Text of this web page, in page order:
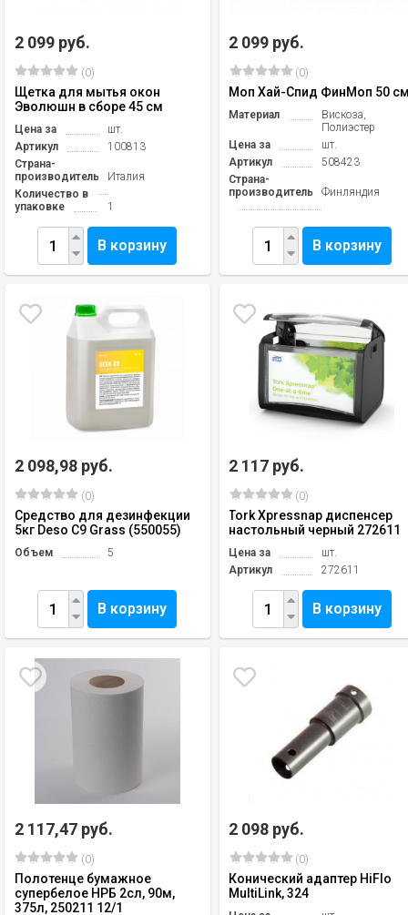
2 099 руб.
(0)
Щетка для мытья окон
Эволюшн в сборе 45 см
Цена за
шт.
Артикул
100813
Страна-
производитель
Италия
Количество в
упаковке
1
В корзину
2 099 руб.
(0)
Моп Хай-Спид ФинМоп 50
Материал
Вискоза,
Полиэстер
Цена за
шт.
Артикул
508423
Страна-
производитель
Финляндия
В корзину
2 098,98 руб.
(0)
Средство для дезинфекции
5кг Deso C9 Grass (550055)
Объем 5
В корзину
2 117 руб.
(0)
Tork Xpressnap диспенсер
настольный черный 272611
Цена за
шт.
Артикул
272611
В корзину
2 117,47 руб.
(0)
Полотенце бумажное
супербелое НРБ 2сл, 90м,
375л, 250211 12/1
2 098 руб.
(0)
Конический адаптер HiFlo
MultiLink, 324